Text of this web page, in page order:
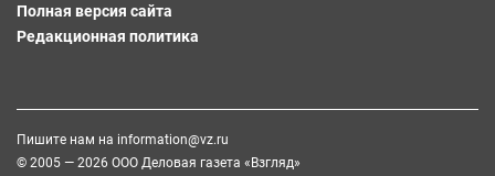
Полная версия сайта
Редакционная политика
Пишите нам на information@vz.ru
© 2005 — 2026 ООО Деловая газета «Взгляд»